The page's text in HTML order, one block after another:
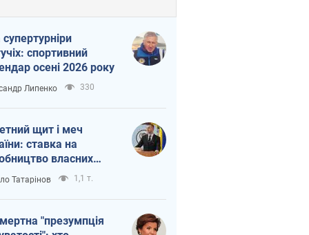
спортивний
осені 2026 року
Липенко 330
щит і меч
ставка на
власних
Татарінов 1,1 т.
"презумпція